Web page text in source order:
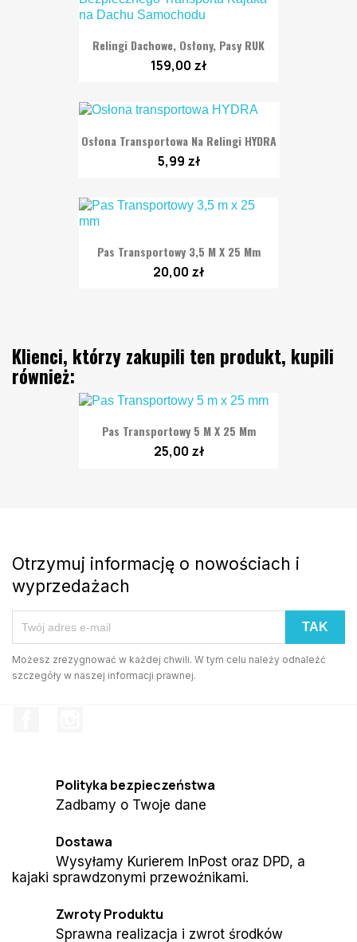
Relingi Dachowe, Osłony, Pasy RUK
159,00 zł
Osłona Transportowa Na Relingi HYDRA
5,99 zł
Pas Transportowy 3,5 M X 25 Mm
20,00 zł
Klienci, którzy zakupili ten produkt, kupili
również:
Pas Transportowy 5 M X 25 Mm
25,00 zł
Otrzymuj informację o nowościach i
wyprzedażach
Możesz zrezygnować w każdej chwili. W tym celu należy odnaleźć
szczegóły w naszej informacji prawnej.
Polityka bezpieczeństwa
Zadbamy o Twoje dane
Dostawa
Wysyłamy Kurierem InPost oraz DPD, a
kajaki sprawdzonymi przewoźnikami.
Zwroty Produktu
Sprawna realizacja i zwrot środków